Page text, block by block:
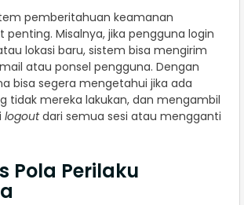
pemberitahuan keamanan
Misalnya, jika pengguna login
lokasi baru, sistem bisa mengirim
atau ponsel pengguna. Dengan
bisa segera mengetahui jika ada
tidak mereka lakukan, dan mengambil
logoutdari semua sesi atau mengganti
Pola Perilaku